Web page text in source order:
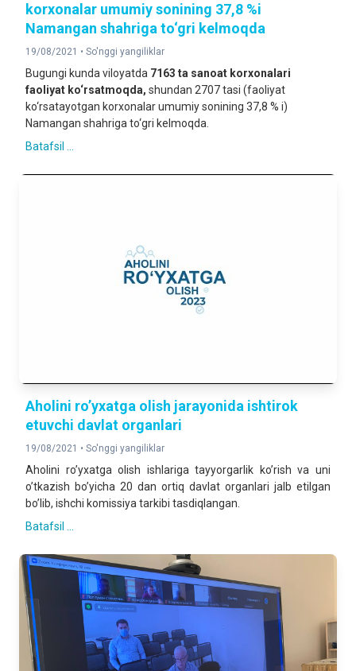
korxonalar umumiy sonining 37,8 %i
Namangan shahriga to‘gri kelmoqda
19/08/2021 • So'nggi yangiliklar
Bugungi kunda viloyatda 7163 ta sanoat korxonalari
faoliyat ko‘rsatmoqda, shundan 2707 tasi (faoliyat
ko‘rsatayotgan korxonalar umumiy sonining 37,8 % i)
Namangan shahriga to‘gri kelmoqda.
Batafsil ...
Аholini roʼyxatga olish jarayonida ishtirok
etuvchi davlat organlari
19/08/2021 • So'nggi yangiliklar
Аholini roʼyxatga olish ishlariga tayyorgarlik koʼrish va uni
oʼtkazish boʼyicha 20 dan ortiq davlat organlari jalb etilgan
boʼlib, ishchi komissiya tarkibi tasdiqlangan.
Batafsil ...